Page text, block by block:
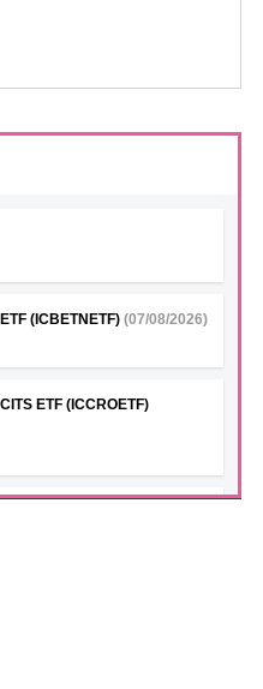
(ICBETNETF) (07/08/2026)
ETF (ICCROETF)